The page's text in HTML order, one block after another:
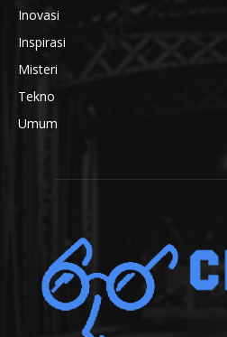
Inovasi
Inspirasi
Misteri
Tekno
Umum